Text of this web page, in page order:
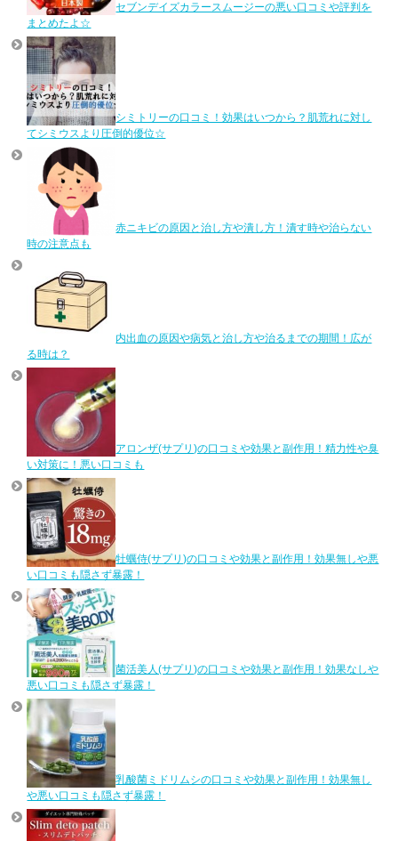
セブンデイズカラースムージーの悪い口コミや評判を
まとめたよ☆
シミトリーの口コミ！効果はいつから？肌荒れに対し
てシミウスより圧倒的優位☆
赤ニキビの原因と治し方や潰し方！潰す時や治らない
時の注意点も
内出血の原因や病気と治し方や治るまでの期間！広が
る時は？
アロンザ(サプリ)の口コミや効果と副作用！精力性や臭
い対策に！悪い口コミも
牡蠣侍(サプリ)の口コミや効果と副作用！効果無しや悪
い口コミも隠さず暴露！
菌活美人(サプリ)の口コミや効果と副作用！効果なしや
悪い口コミも隠さず暴露！
乳酸菌ミドリムシの口コミや効果と副作用！効果無し
や悪い口コミも隠さず暴露！